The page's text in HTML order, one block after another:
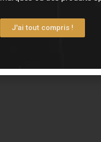
J'ai tout compris !